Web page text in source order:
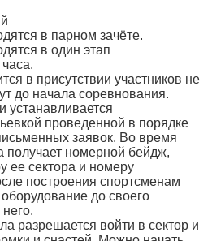
в парном зачёте.
в один этап
в присутствии участников не
до начала соревнования.
устанавливается
проведенной в порядке
заявок. Во время
получает номерной бейдж,
ее сектора и номеру
построения спортсменам
до своего
разрешается войти в сектор и